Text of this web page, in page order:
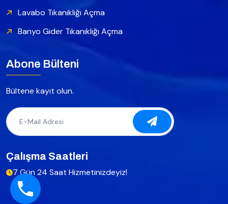
Lavabo Tıkanıklığı Açma
Banyo Gider Tıkanıklığı Açma
Abone Bülteni
Bültene kayıt olun.
Çalışma Saatleri
7 Gün 24 Saat Hizmetinizdeyiz!